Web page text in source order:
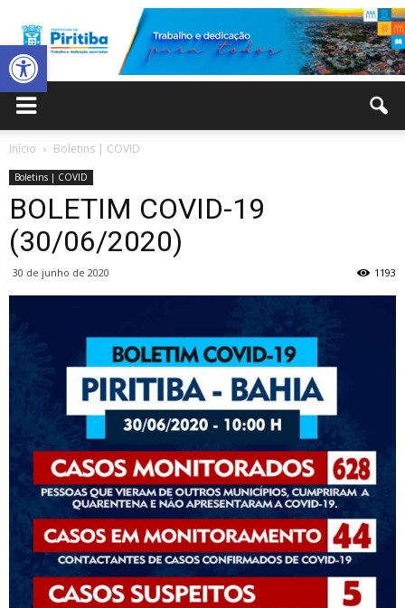
Abrir a barra de ferramentas
Municipal
Piritiba
Início Boletins | COVID
Boletins | COVID
BOLETIM COVID-19
(30/06/2020)
30 de junho de 2020 1193